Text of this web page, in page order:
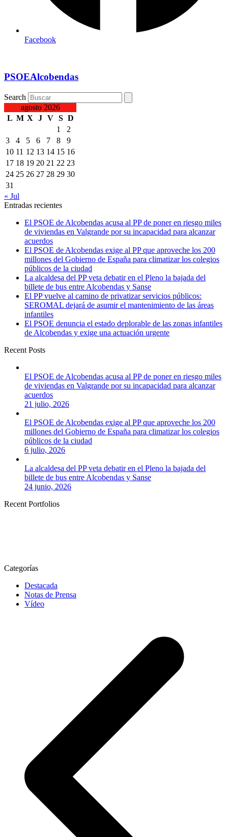
Facebook
PSOEAlcobendas
Search
agosto 2026
L M X J V S D
1
2
3
4 5 6 7 8
9
10 11 12 13 14 15 16
17 18 19 20 21 22 23
24 25 26 27 28 29 30
31
« Jul
Entradas recientes
El PSOE de Alcobendas acusa al PP de poner en riesgo miles
de viviendas en Valgrande por su incapacidad para alcanzar
acuerdos
El PSOE de Alcobendas exige al PP que aproveche los 200
millones del Gobierno de España para climatizar los colegios
públicos de la ciudad
La alcaldesa del PP veta debatir en el Pleno la bajada del
billete de bus entre Alcobendas y Sanse
El PP vuelve al camino de privatizar servicios públicos:
SEROMAL dejará de asumir el mantenimiento de las áreas
infantiles
El PSOE denuncia el estado deplorable de las zonas infantiles
de Alcobendas y exige una actuación urgente
Recent Posts
El PSOE de Alcobendas acusa al PP de poner en riesgo miles
de viviendas en Valgrande por su incapacidad para alcanzar
acuerdos
21 julio, 2026
El PSOE de Alcobendas exige al PP que aproveche los 200
millones del Gobierno de España para climatizar los colegios
públicos de la ciudad
6 julio, 2026
La alcaldesa del PP veta debatir en el Pleno la bajada del
billete de bus entre Alcobendas y Sanse
24 junio, 2026
Recent Portfolios
Categorías
Destacada
Notas de Prensa
Vídeo